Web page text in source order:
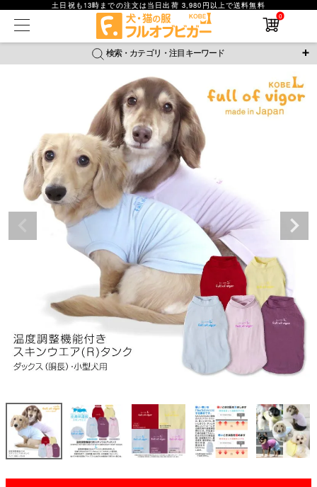
土日祝も13時までの注文は当日出荷 3,980円以上で送料無料
0
検索・カテゴリ・注目キーワード
＼注目ワード／
防蚊 腹巻 撥水レイン ラッシュガード
接触冷感 おそろコーデ 背中開きアイテム
新作アイテム
返品・交換について ご利用ガイド
詳細検索
在庫なし商品
在庫なし商品を表示しない
商品番号
並び順
新着順
価格が安い順
価格が高い順
レビュー数順
検索